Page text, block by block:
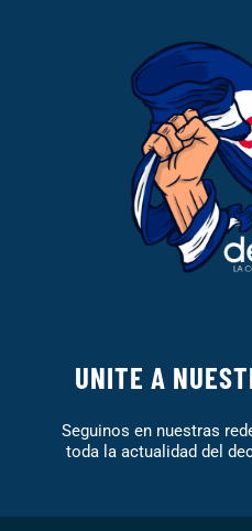
UNITE A
Seguinos en nuestras
toda la actualidad del